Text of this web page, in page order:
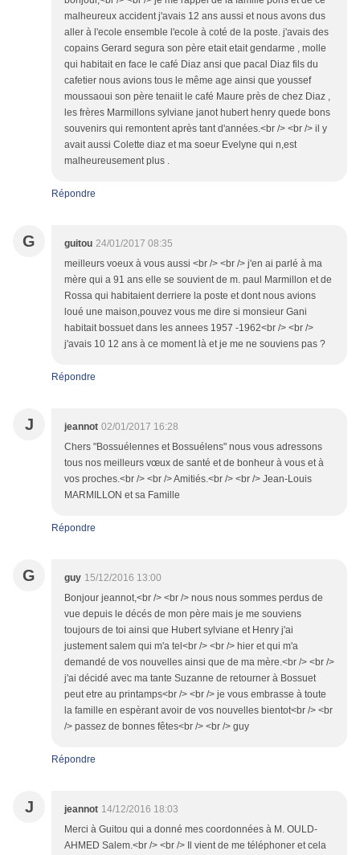
malheureux accident j'avais 12 ans aussi et nous avons dus
aller à l'ecole ensemble l'ecole à coté de la poste. j'avais des
copains Gerard segura son père etait etait gendarme , molle
qui habitait en face le café Diaz ansi que pacal Diaz fils du
cafetier nous avions tous le même age ainsi que youssef
moussaoui son père tenaiit le café Maure près de chez Diaz ,
les frères Marmillons sylviane janot hubert henry quede bons
souvenirs qui remontent après tant d'années.<br /> <br /> il y
avait aussi Colette diaz et ma soeur Evelyne qui n,est
malheureusement plus .
Répondre
G guitou 24/01/2017 08:35
meilleurs voeux à vous aussi <br /> <br /> j'en ai parlé à ma
mère qui a 91 ans elle se souvient de m. paul Marmillon et de
Rossa qui habitaient derriere la poste et dont nous avions
loué une maison,pouvez vous me dire si monsieur Gani
habitait bossuet dans les annees 1957 -1962<br /> <br />
j'avais 10 12 ans à ce moment là et je me ne souviens pas ?
Répondre
J jeannot 02/01/2017 16:28
Chers "Bossuélennes et Bossuélens" nous vous adressons
tous nos meilleurs vœux de santé et de bonheur à vous et à
vos proches.<br /> <br /> Amitiés.<br /> <br /> Jean-Louis
MARMILLON et sa Famille
Répondre
G guy 15/12/2016 13:00
Bonjour jeannot,<br /> <br /> nous nous sommes perdus de
vue depuis le décés de mon père mais je me souviens
toujours de toi ainsi que Hubert sylviane et Henry j'ai
justement salem qui m'a tel<br /> <br /> hier et qui m'a
demandé de vos nouvelles ainsi que de ma mère.<br /> <br />
j'ai décidé avec ma tante Suzanne de retourner à Bossuet
peut etre au printamps<br /> <br /> je vous embrasse à toute
la famille en espèrant avoir de vos nouvelles bientot<br /> <br
/> passez de bonnes fêtes<br /> <br /> guy
Répondre
J jeannot 14/12/2016 18:03
Merci à Guitou qui a donné mes coordonnées à M. OULD-
AHMED Salem.<br /> <br /> Il vient de me téléphoner et cela